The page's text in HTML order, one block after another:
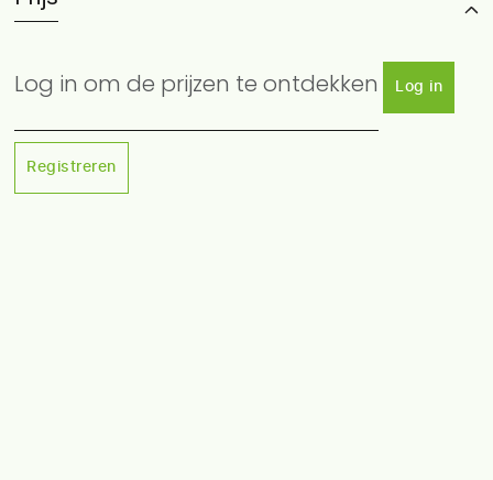
Log in om de prijzen te ontdekken Log in
Registreren